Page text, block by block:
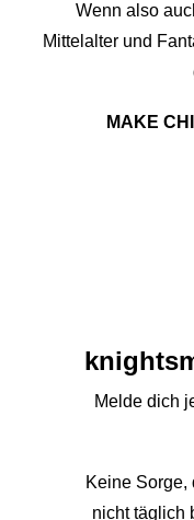
Wenn also
Mittelalter und
MAKE
Melde dich
Keine Sorge,
nicht täglich